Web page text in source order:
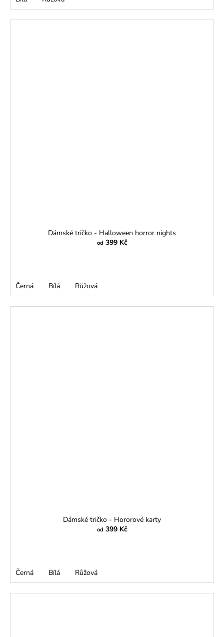
Dámské tričko - Halloween horror nights
od 399 Kč
Černá Bílá Růžová
Dámské tričko - Hororové karty
od 399 Kč
Černá Bílá Růžová